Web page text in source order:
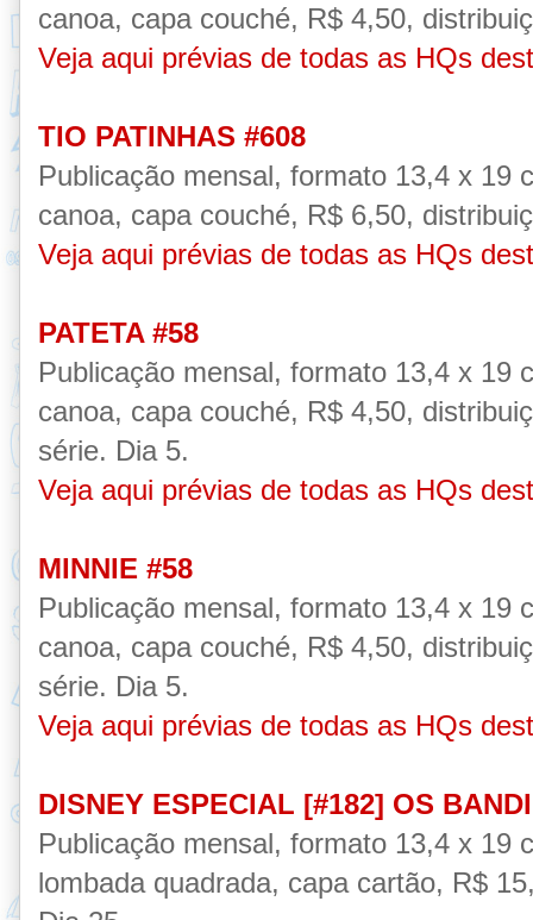
canoa, capa couché, R$ 4,50,
Veja aqui prévias de todas as HQs
TIO PATINHAS #608
Publicação mensal, formato 13,4 x 19
canoa, capa couché, R$ 6,50,
Veja aqui prévias de todas as HQs
PATETA #58
Publicação mensal, formato 13,4 x 19
canoa, capa couché, R$ 4,50,
série. Dia 5.
Veja aqui prévias de todas as HQs
MINNIE #58
Publicação mensal, formato 13,4 x 19
canoa, capa couché, R$ 4,50,
série. Dia 5.
Veja aqui prévias de todas as HQs
DISNEY ESPECIAL [#182] OS
Publicação mensal, formato 13,4 x 19
lombada quadrada, capa cartão, R$